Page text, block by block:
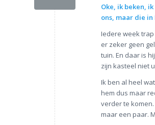
Oke, ik beken,
ons, maar die in
Iedere week
er zeker geen
tuin. En daar is
zijn kasteel niet
Ik ben al heel
hem dus maar
verder te
maar een paar.